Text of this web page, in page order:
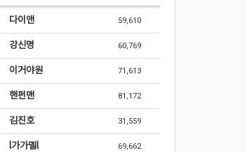
다이앤 59,610
강신명 60,769
이거야원 71,613
핸펀맨 81,172
김진호 31,559
l가가멜l 69,662